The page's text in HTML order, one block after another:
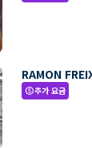
RAMON
paid추가 요금